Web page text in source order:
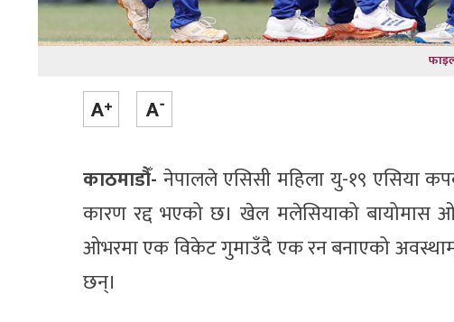
काठमाडौँ- नेपालले एसिसी महिला यु-१९ एसिया
कारण रद्द भएको छ। खेल मलेसियाको बायोमास
ओभरमा एक विकेट गुमाउँदै एक रन बनाएको
छन्।